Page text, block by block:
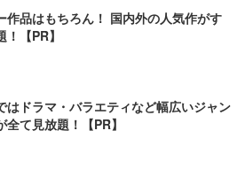
作品はもちろん！ 国内外の人気作がす
【PR】
はドラマ・バラエティなど幅広いジャン
全て見放題！【PR】